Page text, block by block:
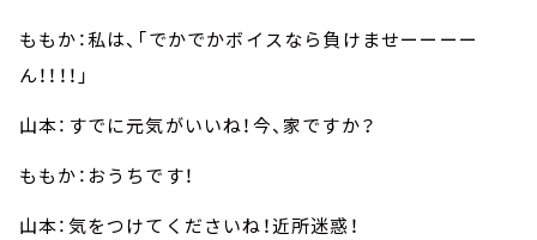
ももか：私は、「でかでかボイスなら負けませーーーー
ん！！！！」
山本：すでに元気がいいね！今、家ですか？
ももか：おうちです！
山本：気をつけてくださいね！近所迷惑！